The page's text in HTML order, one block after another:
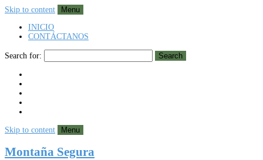
Skip to content
Menu
INICIO
CONTÁCTANOS
Search for: Search
Skip to content Menu
Montaña Segura